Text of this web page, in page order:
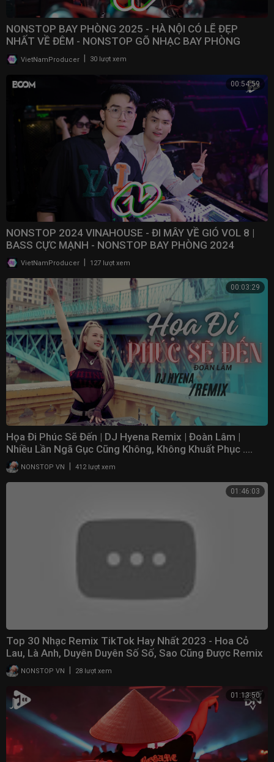
NONSTOP BAY PHÒNG 2025 - HÀ NỘI CÓ LẼ ĐẸP
NHẤT VỀ ĐÊM - NONSTOP GÕ NHẠC BAY PHÒNG
BASS CỰC MẠNH 2025
VietNamProducer 30 lượt xem
00:54:59
NONSTOP 2024 VINAHOUSE - ĐI MÂY VỀ GIÓ VOL 8 |
BASS CỰC MẠNH - NONSTOP BAY PHÒNG 2024
VietNamProducer 127 lượt xem
00:03:29
Họa Đi Phúc Sẽ Đến | DJ Hyena Remix | Đoàn Lâm |
Nhiều Lần Ngã Gục Cũng Không, Không Khuất Phục ....
NONSTOP VN 412 lượt xem
01:46:03
Top 30 Nhạc Remix TikTok Hay Nhất 2023 - Hoa Cỏ
Lau, Là Anh, Duyên Duyên Số Số, Sao Cũng Được Remix
NONSTOP VN 28 lượt xem
01:13:50